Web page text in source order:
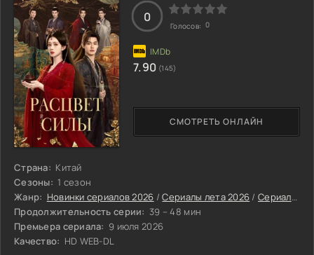
Страна: Китай
Сезоны: 1 сезон
Жанр: Новинки сериалов 2026 /Сериалы лета 2026 /Сериалы июля 2026
Продолжительность серии: 39 – 48 мин
Премьера сериала: 9 июля 2026
Качество: HD WEB-DL
СМОТРЕТЬ ОНЛАЙН
0
Голосов: 0
7.90 (145)